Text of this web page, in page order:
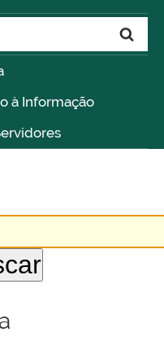
à Informação